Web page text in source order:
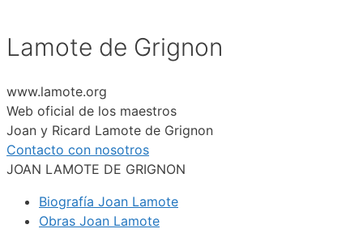
Lamote de Grignon
www.lamote.org
Web oficial de los maestros
Joan y Ricard Lamote de Grignon
Contacto con nosotros
JOAN LAMOTE DE GRIGNON
Biografía Joan Lamote
Obras Joan Lamote